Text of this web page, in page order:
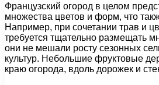
Французский огород в целом
множества цветов и форм, что
Например, при сочетании трав и
требуется тщательно размещать
они не мешали росту сезонных
культур. Небольшие фруктовые
краю огорода, вдоль дорожек и